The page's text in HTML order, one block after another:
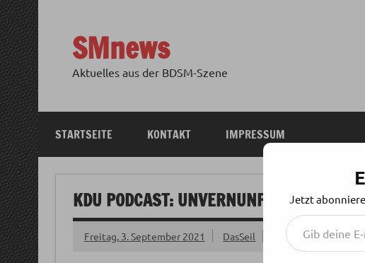
Zum
Inhalt
springen
SMnews
Aktuelles aus der BDSM-Szene
STARTSEITE KONTAKT IMPRESSUM
KDU PODCAST: UNVERNUNFT LIVE
Freitag, 3. September 2021 DasSeil
Jetzt
Gib deine E-Mail-Adresse ein ...